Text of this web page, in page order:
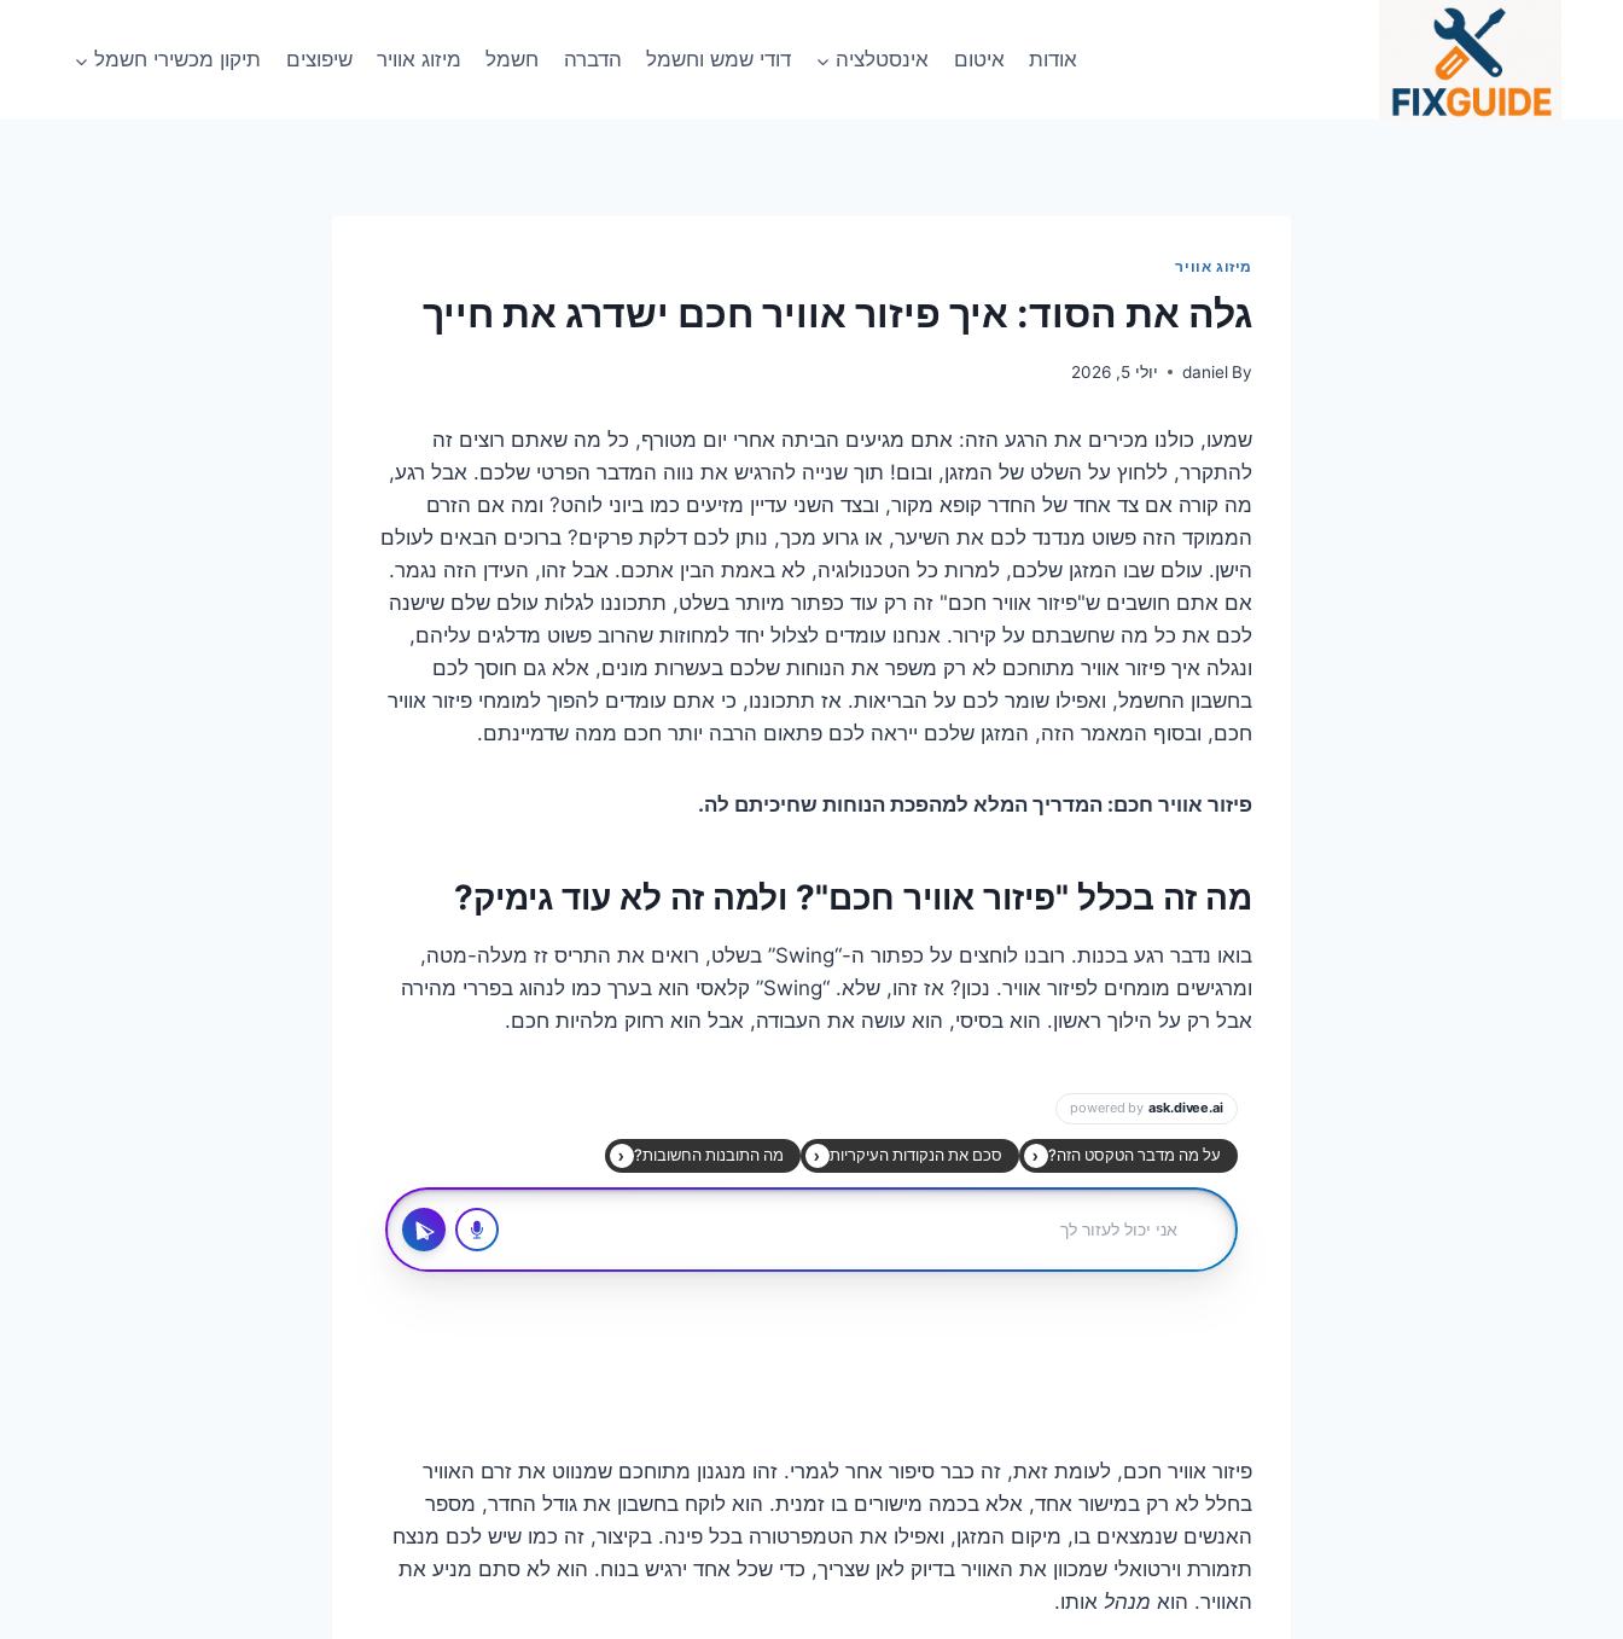
אודות איטום אינסטלציה דודי שמש וחשמל הדברה חשמל מיזוג אוויר שיפוצים תיקון מכשירי חשמל
מיזוג אוויר
גלה את הסוד: איך פיזור אוויר חכם ישדרג את חייך
By
daniel יולי 5, 2026
שמעו, כולנו מכירים את הרגע הזה: אתם מגיעים הביתה אחרי יום מטורף, כל מה שאתם רוצים זה
להתקרר, ללחוץ על השלט של המזגן, ובום! תוך שנייה להרגיש את נווה המדבר הפרטי שלכם. אבל רגע,
מה קורה אם צד אחד של החדר קופא מקור, ובצד השני עדיין מזיעים כמו ביוני לוהט? ומה אם הזרם
הממוקד הזה פשוט מנדנד לכם את השיער, או גרוע מכך, נותן לכם דלקת פרקים? ברוכים הבאים לעולם
הישן. עולם שבו המזגן שלכם, למרות כל הטכנולוגיה, לא באמת הבין אתכם. אבל זהו, העידן הזה נגמר.
אם אתם חושבים ש"פיזור אוויר חכם" זה רק עוד כפתור מיותר בשלט, תתכוננו לגלות עולם שלם שישנה
לכם את כל מה שחשבתם על קירור. אנחנו עומדים לצלול יחד למחוזות שהרוב פשוט מדלגים עליהם,
ונגלה איך פיזור אוויר מתוחכם לא רק משפר את הנוחות שלכם בעשרות מונים, אלא גם חוסך לכם
בחשבון החשמל, ואפילו שומר לכם על הבריאות. אז תתכוננו, כי אתם עומדים להפוך למומחי פיזור אוויר
חכם, ובסוף המאמר הזה, המזגן שלכם ייראה לכם פתאום הרבה יותר חכם ממה שדמיינתם.
פיזור אוויר חכם: המדריך המלא למהפכת הנוחות שחיכיתם לה.
מה זה בכלל "פיזור אוויר חכם"? ולמה זה לא עוד גימיק?
בואו נדבר רגע בכנות. רובנו לוחצים על כפתור ה-“Swing” בשלט, רואים את התריס זז מעלה-מטה,
ומרגישים מומחים לפיזור אוויר. נכון? אז זהו, שלא. “Swing” קלאסי הוא בערך כמו לנהוג בפררי מהירה
אבל רק על הילוך ראשון. הוא בסיסי, הוא עושה את העבודה, אבל הוא רחוק מלהיות חכם.
פיזור אוויר חכם, לעומת זאת, זה כבר סיפור אחר לגמרי. זהו מנגנון מתוחכם שמנווט את זרם האוויר
בחלל לא רק במישור אחד, אלא בכמה מישורים בו זמנית. הוא לוקח בחשבון את גודל החדר, מספר
האנשים שנמצאים בו, מיקום המזגן, ואפילו את הטמפרטורה בכל פינה. בקיצור, זה כמו שיש לכם מנצח
תזמורת וירטואלי שמכוון את האוויר בדיוק לאן שצריך, כדי שכל אחד ירגיש בנוח. הוא לא סתם מניע את
האוויר. הוא מנהל אותו.